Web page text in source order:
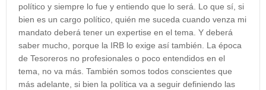
político y siempre lo fue y entiendo que lo será. Lo que sí, si
bien es un cargo político, quién me suceda cuando venza mi
mandato deberá tener un expertise en el tema. Y deberá
saber mucho, porque la IRB lo exige así también. La época
de Tesoreros no profesionales o poco entendidos en el
tema, no va más. También somos todos conscientes que
más adelante, si bien la política va a seguir definiendo las